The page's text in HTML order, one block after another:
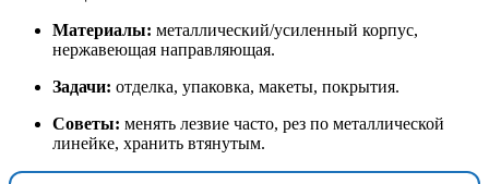
Материалы: металлический/усиленный корпус,
нержавеющая направляющая.
Задачи: отделка, упаковка, макеты, покрытия.
Советы: менять лезвие часто, рез по металлической
линейке, хранить втянутым.